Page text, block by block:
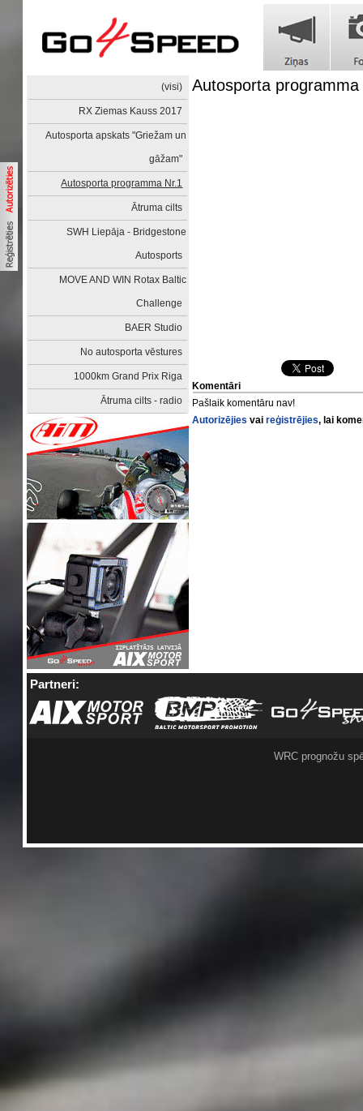
(visi)
RX Ziemas Kauss 2017
Autosporta apskats "Griežam un
gāžam"
Autosporta programma Nr.1
Ātruma cilts
SWH Liepāja - Bridgestone
Autosports
MOVE AND WIN Rotax Baltic
Challenge
BAER Studio
No autosporta vēstures
1000km Grand Prix Riga
Ātruma cilts - radio
Autosporta
Komentāri
Pašlaik komentāru nav!
Autorizējies vaireģistrējies, lai
Partneri:
WRC prognožu